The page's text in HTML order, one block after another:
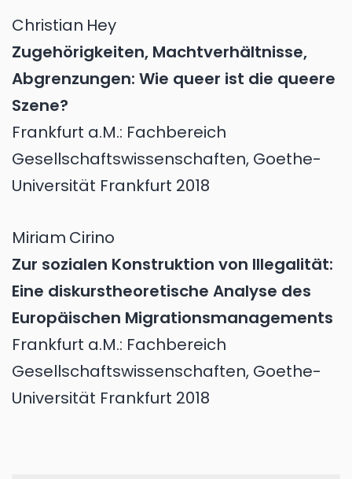
Christian Hey
Zugehörigkeiten, Machtverhältnisse,
Abgrenzungen: Wie queer ist die queere
Szene?
Frankfurt a.M.: Fachbereich
Gesellschaftswissenschaften, Goethe-
Universität Frankfurt 2018
Miriam Cirino
Zur sozialen Konstruktion von Illegalität:
Eine diskurstheoretische Analyse des
Europäischen Migrationsmanagements
Frankfurt a.M.: Fachbereich
Gesellschaftswissenschaften, Goethe-
Universität Frankfurt 2018